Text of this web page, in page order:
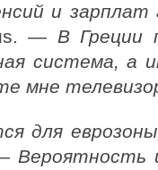
и зарплат
— В Греции
система, а
мне
для
Вероятность